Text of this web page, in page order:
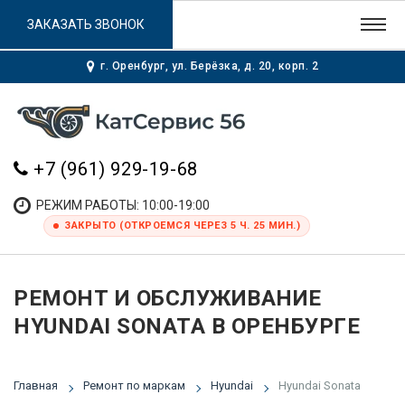
г. Оренбург, ул. Берёзка, д. 20, корп. 2
+7 (961) 929-19-68
РЕЖИМ РАБОТЫ: 10:00-19:00
ЗАКРЫТО (ОТКРОЕМСЯ ЧЕРЕЗ 5 Ч. 25 МИН.)
ЗАКАЗАТЬ ЗВОНОК
РЕМОНТ И ОБСЛУЖИВАНИЕ
HYUNDAI SONATA В ОРЕНБУРГЕ
Главная Ремонт по маркам Hyundai Hyundai Sonata